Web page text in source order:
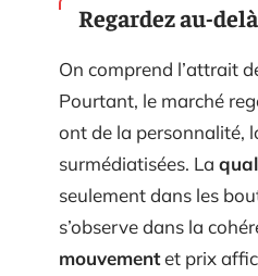
Regardez au-
On comprend l’attrait
Pourtant, le marché
ont de la personnalité,
surmédiatisées. La
seulement dans les
s’observe dans la
mouvementet prix